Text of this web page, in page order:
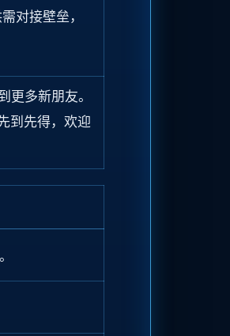
对接壁垒，
更多新朋友。
到先得，欢迎